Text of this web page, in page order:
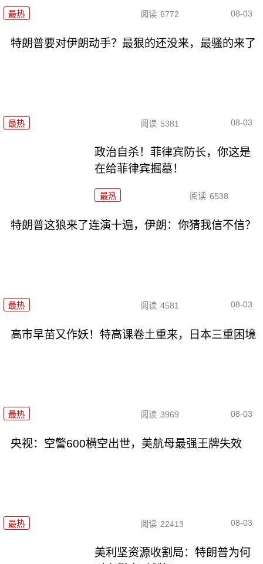
最热 阅读 6772 08-03
特朗普要对伊朗动手？最狠的还没来，最骚的来了
最热 阅读 5381 08-03
政治自杀！菲律宾防长，你这是
在给菲律宾掘墓！
最热 阅读 6538
特朗普这狼来了连演十遍，伊朗：你猜我信不信？
最热 阅读 4581 08-03
高市早苗又作妖！特高课卷土重来，日本三重困境
最热 阅读 3969 08-03
央视：空警600横空出世，美航母最强王牌失效
最热 阅读 22413 08-03
美利坚资源收割局：特朗普为何